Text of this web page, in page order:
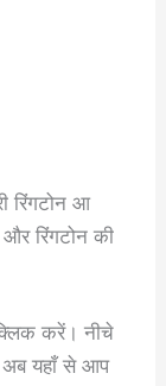
रिंगटोन आ
रिंगटोन की
करें। नीचे
अब यहाँ से आप